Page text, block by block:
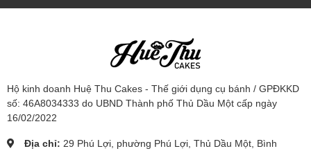
Hộ kinh doanh Huệ Thu Cakes - Thế giới dụng cụ bánh / GPĐKKD
số: 46A8034333 do UBND Thành phố Thủ Dầu Một cấp ngày
16/02/2022
Địa chỉ: 29 Phú Lợi, phường Phú Lợi, Thủ Dầu Một, Bình